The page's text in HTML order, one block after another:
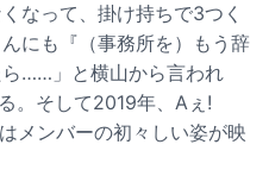
なって、掛け持ちで3つく
にも『（事務所を）もう辞
……」と横山から言われ
。そして2019年、Aぇ!
メンバーの初々しい姿が映